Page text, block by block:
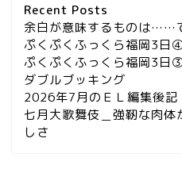
Recent Posts
余白が意味するものは……
ぷくぷくふっくら福岡3日
ぷくぷくふっくら福岡3日
ダブルブッキング
2026年7月のＥＬ編集後記
七月大歌舞伎＿強靭な肉体
しさ